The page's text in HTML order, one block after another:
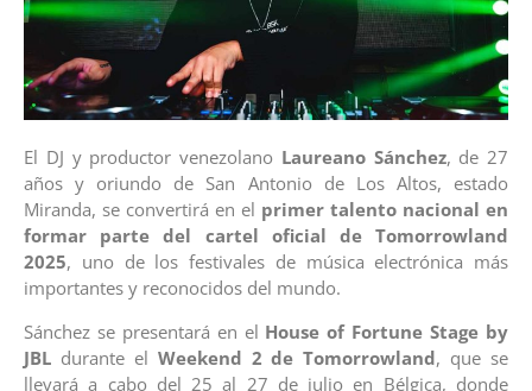
El DJ y productor venezolano Laureano Sánchez, de 27
años y oriundo de San Antonio de Los Altos, estado
Miranda, se convertirá en el primer talento nacional en
formar parte del cartel oficial de Tomorrowland
2025, uno de los festivales de música electrónica más
importantes y reconocidos del mundo.
Sánchez se presentará en el House of Fortune Stage by
JBL durante el Weekend 2 de Tomorrowland, que se
llevará a cabo del 25 al 27 de julio en Bélgica, donde